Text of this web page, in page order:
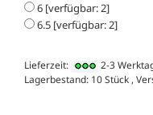
6 [verfügbar: 2]
6.5 [verfügbar: 2]
Lieferzeit: 2-3
Lagerbestand: 10 Stück ,